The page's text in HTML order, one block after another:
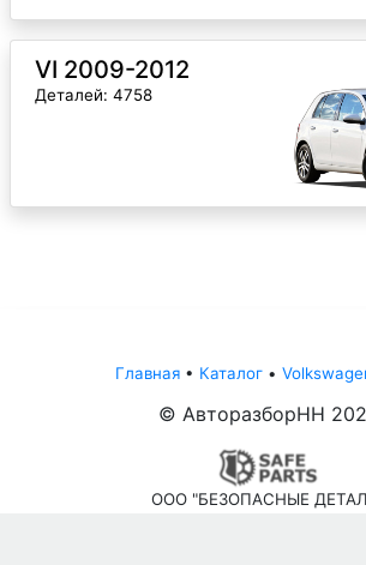
VI 2009-2012
Деталей: 4758
Главная• Каталог•
© АвторазборНН
ООО "БЕЗОПАСНЫЕ